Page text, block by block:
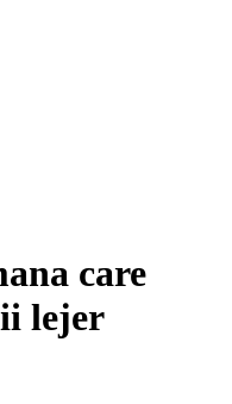
care
lejer